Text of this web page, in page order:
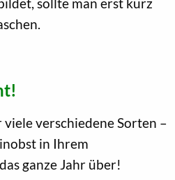
verschiedene Sorten –
in Ihrem
ganze Jahr über!